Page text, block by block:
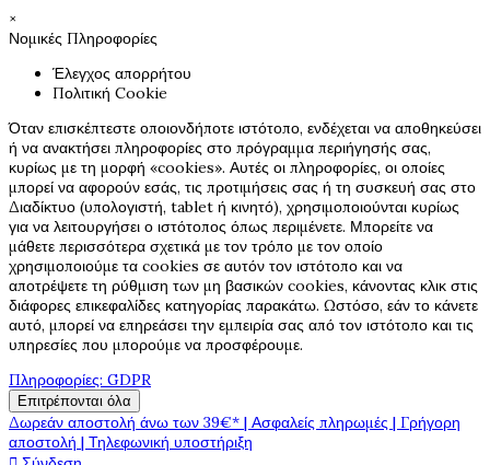
×
Νομικές Πληροφορίες
Έλεγχος απορρήτου
Πολιτική Cookie
Όταν επισκέπτεστε οποιονδήποτε ιστότοπο, ενδέχεται να αποθηκεύσει
ή να ανακτήσει πληροφορίες στο πρόγραμμα περιήγησής σας,
κυρίως με τη μορφή «cookies». Αυτές οι πληροφορίες, οι οποίες
μπορεί να αφορούν εσάς, τις προτιμήσεις σας ή τη συσκευή σας στο
Διαδίκτυο (υπολογιστή, tablet ή κινητό), χρησιμοποιούνται κυρίως
για να λειτουργήσει ο ιστότοπος όπως περιμένετε. Μπορείτε να
μάθετε περισσότερα σχετικά με τον τρόπο με τον οποίο
χρησιμοποιούμε τα cookies σε αυτόν τον ιστότοπο και να
αποτρέψετε τη ρύθμιση των μη βασικών cookies, κάνοντας κλικ στις
διάφορες επικεφαλίδες κατηγορίας παρακάτω. Ωστόσο, εάν το κάνετε
αυτό, μπορεί να επηρεάσει την εμπειρία σας από τον ιστότοπο και τις
υπηρεσίες που μπορούμε να προσφέρουμε.
Πληροφορίες: GDPR
Επιτρέπονται όλα
Δωρεάν αποστολή άνω των 39€* | Ασφαλείς πληρωμές | Γρήγορη
αποστολή | Τηλεφωνική υποστήριξη